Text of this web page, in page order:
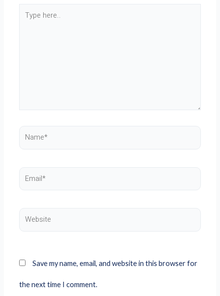
Type
Name*
Email*
Website
Save my name, email, and website in this browser for
the next time I comment.